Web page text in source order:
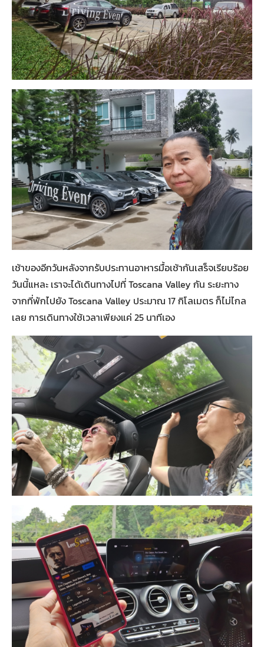
เช้าของอีกวันหลังจากรับประทานอาหารมื้อเช้ากันเสร็จเรียบร้อย
วันนี้แหละ เราจะได้เดินทางไปที่ Toscana Valley กัน ระยะทาง
จากที่พักไปยัง Toscana Valley ประมาณ 17 กิโลเมตร ก็ไม่ไกล
เลย การเดินทางใช้เวลาเพียงแค่ 25 นาทีเอง